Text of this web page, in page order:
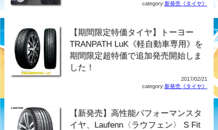
category:新発売《タイヤ》
【期間限定特価タイヤ】トーヨー
TRANPATH LuK《軽自動車専用》を
期間限定超特価で追加発売開始しま
した！
2017/02/21
category:新発売《タイヤ》
【新発売】高性能パフォーマンスタ
イヤ、Laufenn〈ラウフェン〉 S Fit